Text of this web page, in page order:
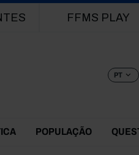
FFMS PLAY
PT
POPULAÇÃO